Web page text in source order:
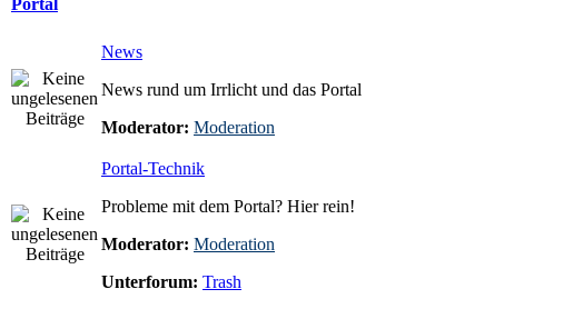
Portal
News
News rund um Irrlicht und das Portal
Moderator: Moderation
Portal-Technik
Probleme mit dem Portal? Hier rein!
Moderator: Moderation
Unterforum: Trash